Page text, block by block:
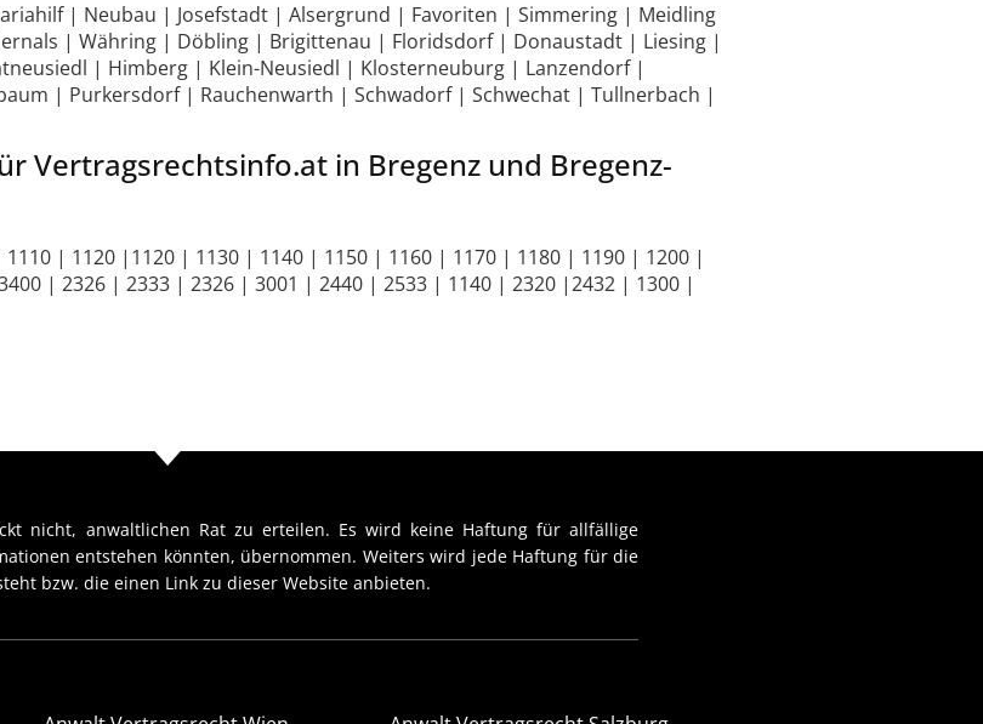
| Neubau | Josefstadt | Alsergrund | Favoriten | Simmering | Meidling
| Währing | Döbling | Brigittenau | Floridsdorf | Donaustadt | Liesing |
| Himberg | Klein-Neusiedl | Klosterneuburg | Lanzendorf |
| Purkersdorf | Rauchenwarth | Schwadorf | Schwechat | Tullnerbach |
Vertragsrechtsinfo.at in Bregenz und Bregenz-
| 1120 |1120 | 1130 | 1140 | 1150 | 1160 | 1170 | 1180 | 1190 | 1200 |
| 2326 | 2333 | 2326 | 3001 | 2440 | 2533 | 1140 | 2320 |2432 | 1300 |
nicht, anwaltlichen Rat zu erteilen. Es wird keine Haftung für allfällige
entstehen könnten, übernommen. Weiters wird jede Haftung für die
bzw. die einen Link zu dieser Website anbieten.